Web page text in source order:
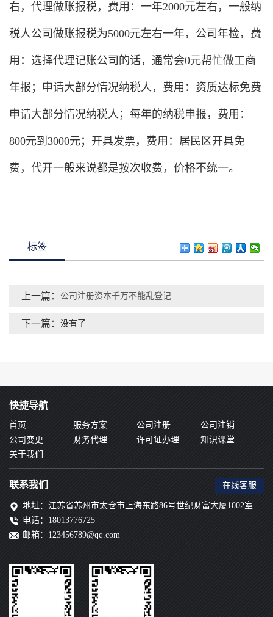
右，代理做账报税，费用：一年2000元左右，一般纳
税人公司做账报税为5000元左右一年，公司年检，费
用：选择代理记账公司的话，通常会0元帮忙做工商
年报；申请大部分情况纳税人，费用：资质达标免费
申请大部分情况纳税人；每年的纳税申报，费用：
800元到3000元；开具发票，费用：居民区开具免
费，代开一般来说都是按次收费，价格不统一。
标签
上一篇： 公司注册资本千万不能乱登记
下一篇： 没有了
快捷导航
首页 服务方案 公司注册
公司注销
公司变更
财务代理 许可证办理
知识课堂
关于我们
联系我们 在线客服
地址：江苏省苏州市太仓市上海东路86号世纪财富大厦1002室
电话：18013776725
邮箱：123456789@qq.com